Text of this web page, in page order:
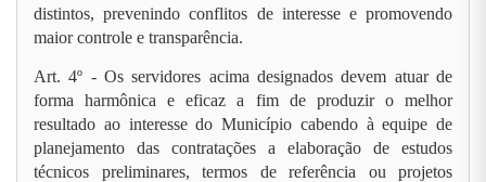
distintos, prevenindo conflitos de interesse e promovendo
maior controle e transparência.
Art. 4º - Os servidores acima designados devem atuar de
forma harmônica e eficaz a fim de produzir o melhor
resultado ao interesse do Município cabendo à equipe de
planejamento das contratações a elaboração de estudos
técnicos preliminares, termos de referência ou projetos